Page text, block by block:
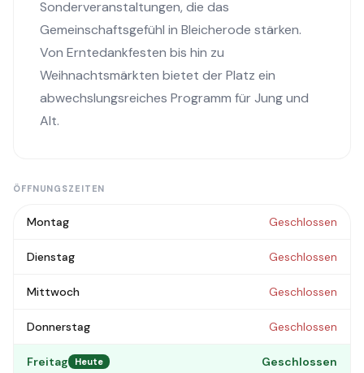
Sonderveranstaltungen, die das
Gemeinschaftsgefühl in Bleicherode stärken.
Von Erntedankfesten bis hin zu
Weihnachtsmärkten bietet der Platz ein
abwechslungsreiches Programm für Jung und
Alt.
ÖFFNUNGSZEITEN
Montag Geschlossen
Dienstag Geschlossen
Mittwoch Geschlossen
Donnerstag Geschlossen
Freitag Heute Geschlossen